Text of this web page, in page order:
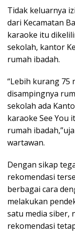
Tidak keluarnya
dari Kecamatan
karaoke itu
sekolah, kantor
rumah ibadah.
“Lebih kurang 75
disampingnya
sekolah ada
karaoke See You
rumah
wartawan.
Dengan sikap
rekomendasi
berbagai cara
melakukan
satu media siber,
rekomendasi